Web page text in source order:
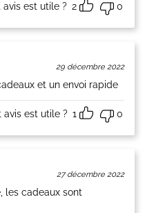
avis est utile ? 2 0
29 décembre 2022
et un envoi rapide
avis est utile ? 1 0
27 décembre 2022
les cadeaux sont